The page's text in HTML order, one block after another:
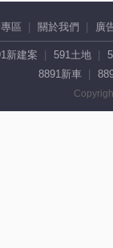
區 關於我們 廣
新建案 591土地
8891新車